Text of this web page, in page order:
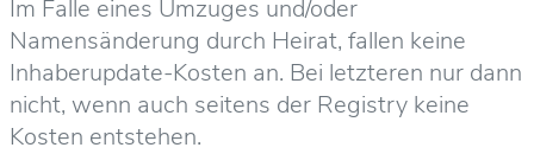
Im Falle eines Umzuges und/oder
Namensänderung durch Heirat, fallen keine
Inhaberupdate-Kosten an. Bei letzteren nur dann
nicht, wenn auch seitens der Registry keine
Kosten entstehen.